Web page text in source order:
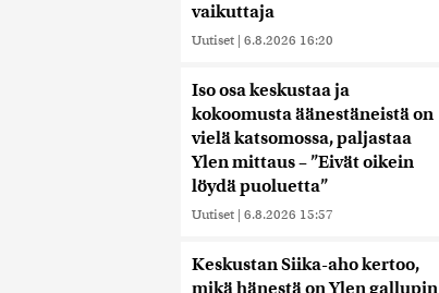
vaikuttaja
Uutiset | 6.8.2026 16:20
Iso osa keskustaa ja
kokoomusta äänestäneistä on
vielä katsomossa, paljastaa
Ylen mittaus – ”Eivät oikein
löydä puoluetta”
Uutiset | 6.8.2026 15:57
Keskustan Siika-aho kertoo,
mikä hänestä on Ylen gallupin